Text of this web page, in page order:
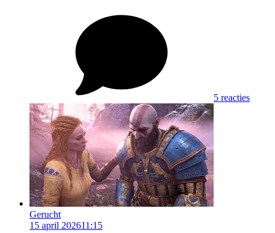
5 reacties
Gerucht
15 april 202611:15